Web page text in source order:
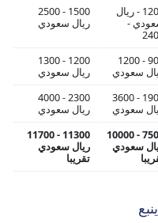
1200 - ريال
-
1500 - 2500
ريال سعودي
900 - 1200
سعودي
1200 - 1300
ريال سعودي
1900 - 3600
سعودي
2300 - 4000
ريال سعودي
7500 - 10000
سعودي
11300 - 11700
ريال سعودي
تقريبا